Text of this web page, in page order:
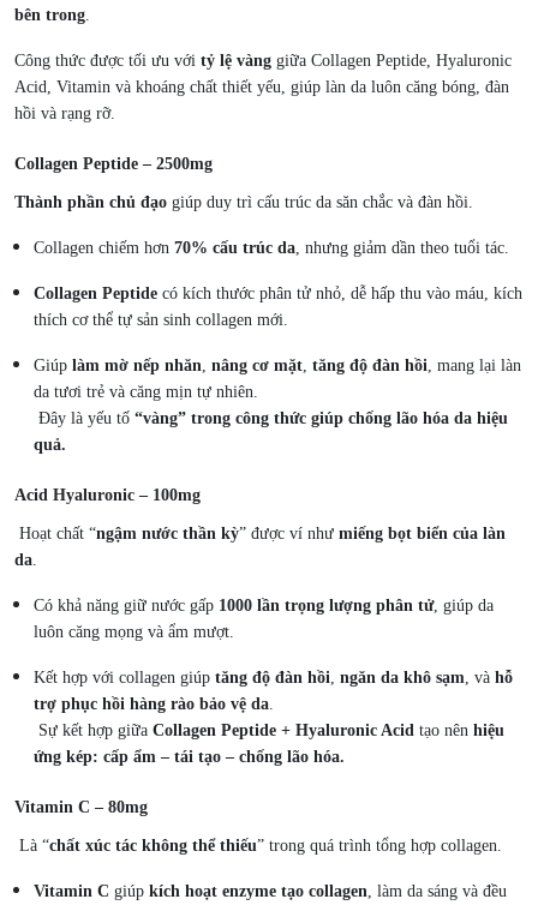
bên trong.
Công thức được tối ưu với tỷ lệ vàng giữa Collagen Peptide, Hyaluronic
Acid, Vitamin và khoáng chất thiết yếu, giúp làn da luôn căng bóng, đàn
hồi và rạng rỡ.
Collagen Peptide – 2500mg
Thành phần chủ đạo giúp duy trì cấu trúc da săn chắc và đàn hồi.
Collagen chiếm hơn 70% cấu trúc da, nhưng giảm dần theo tuổi tác.
Collagen Peptide có kích thước phân tử nhỏ, dễ hấp thu vào máu, kích
thích cơ thể tự sản sinh collagen mới.
Giúp làm mờ nếp nhăn, nâng cơ mặt, tăng độ đàn hồi, mang lại làn
da tươi trẻ và căng mịn tự nhiên.
Đây là yếu tố “vàng” trong công thức giúp chống lão hóa da hiệu
quả.
Acid Hyaluronic – 100mg
Hoạt chất “ngậm nước thần kỳ” được ví như miếng bọt biển của làn
da.
Có khả năng giữ nước gấp 1000 lần trọng lượng phân tử, giúp da
luôn căng mọng và ẩm mượt.
Kết hợp với collagen giúp tăng độ đàn hồi, ngăn da khô sạm, và hỗ
trợ phục hồi hàng rào bảo vệ da.
Sự kết hợp giữa Collagen Peptide + Hyaluronic Acid tạo nên hiệu
ứng kép: cấp ẩm – tái tạo – chống lão hóa.
Vitamin C – 80mg
Là “chất xúc tác không thể thiếu” trong quá trình tổng hợp collagen.
Vitamin C giúp kích hoạt enzyme tạo collagen, làm da sáng và đều